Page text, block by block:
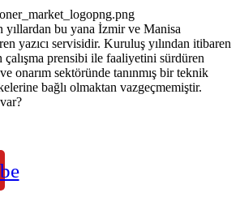
yıllardan bu yana İzmir ve Manisa
yazıcı servisidir. Kuruluş yılından itibaren
prensibi ile faaliyetini sürdüren
onarım sektöründe tanınmış bir teknik
bağlı olmaktan vazgeçmemiştir.